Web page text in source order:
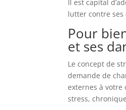
Il est capital
lutter contre ses
Pour
et ses
Le concept de
demande de
externes à
stress,